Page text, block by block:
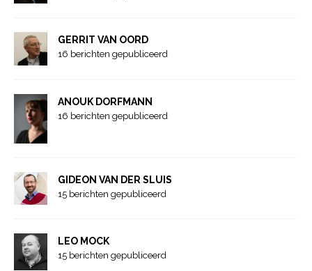
GERRIT VAN OORD
16 berichten gepubliceerd
ANOUK DORFMANN
16 berichten gepubliceerd
GIDEON VAN DER SLUIS
15 berichten gepubliceerd
LEO MOCK
15 berichten gepubliceerd